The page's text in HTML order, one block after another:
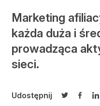
Marketing
każda duża i
prowadząca
sieci.
Udostępnij